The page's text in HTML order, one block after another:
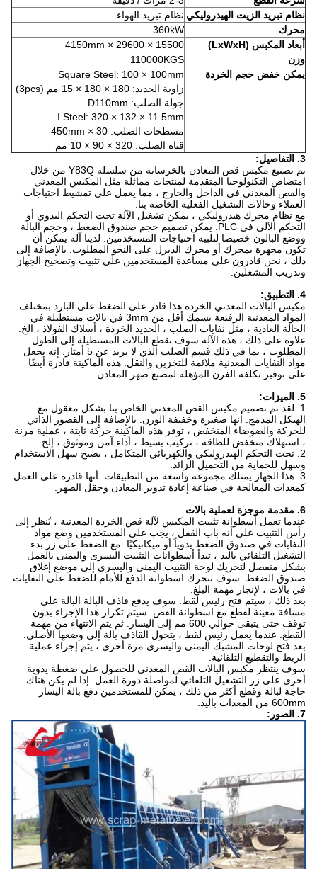
نظام تبريد الزيت الهيدروليكينظام تبريد الهواء
محرك
360kW
أبعاد المكبس (LxWxH)
15500 × 29600 × 4150mm
وزن
110000KGS
يمكن خفض حجم الخردة
Square Steel: 100 × 100mm
زاوية الحديد: 180 × 180 × 15 مم (3pcs)
جولة الصلب: D110mm
I Steel: 320 × 132 × 11.5mm
مسطحات الصلب: 30 × 450mm
قناة الصلب: 320 × 90 × 10 مم
3. التفاصيل:
تم تصنيع مكبس قص المعادن بالخرسانة من سلسلة Y83Q من خلال
امتصاص التكنولوجيا المتقدمة لمنتجات مماثلة مثل المكبس المعدني
والقص المعدني في الداخل والخارج ، مما يعمل على تمشيط احتياجات
العملاء وحالات التشغيل الفعلية الخاصة بنا.
مع نظام محرك هيدروليكي ، يمكن تشغيل الآلة تحت التحكم اليدوي أو
التحكم الآلي في PLC. يمكن تصميم حجم صندوق الضغط ، وحجم البالة
ووضع البالون خصيصا لتلبية احتياجات المستخدمين. لدينا آلة يمكن أن
تكون مجهزة بمحرك أو محرك الديزل على النحو المطلوب. بالإضافة إلى
ذلك ، نحن قادرون على مساعدة المستخدمين على تثبيت وتصحيح الجهاز
وتدريب المشغلين.
4. التطبيق:
مكبس البالات المعدني الخردة هذا قادر على الضغط على البارد بمختلف
المواد المعدنية الرفيعة بسمك أقل من 3mm في بالات مستطيلة في
الحالة العادية ، مثل نفايات الصلب ، الحديد الخردة ، أسلاك الفولاذ ، الخ.
علاوة على ذلك ، هذه الآلة سوف تقطع البالات المستطيلة إلى الطول
المطلوب ، بما في ذلك قسم الصلب الذي لا يزيد عن 5 أمتار. إنه يجعل
مواد النفايات المعدنية ملائمة للتخزين والنقل. هذه الماكينة قادرة أيضًا
على توفير تكلفة الفرن المؤهلة لمصنع صهر المعادن.
5. الميزات:
1. لقد تم تصميم مكبس القص المعدني الخاص بنا بشكل معقول مع
الهيكل المدمج. انها صغيرة وخفيفة الوزن. بالإضافة إلى القصور الذاتي
للحركة والضوضاء المنخفض ، توفر هذه الماكينة حركة ثابتة ، عملية مرنة
، استهلاك منخفض للطاقة ، تركيب بسيط ، أداء آمن وموثوق ، إلخ.
2. تحت التحكم الهيدروليكي والكهربائي المتكامل ، يصبح سهل الاستخدام
وسهل للحماية من التحميل الزائد.
3. هذا الجهاز يمتلك مجموعة واسعة من التطبيقات. أنها قادرة على العمل
كمعدات المعالجة في صناعة إعادة تدوير المعادن وحقل الصهر.
6. مقدمة موجزة لعملية بالات
عندما تعمل أسطوانة تثبيت المكبس لآلة قص الخردة المعدنية ، يُنظر إلى
رأس التثبيت على أنه باب القفل ، يجب على المستخدمين وضع مواد
النفايات في صندوق الضغط يدوياً أو ميكانيكيًا. مع الضغط على زر بدء
التشغيل التلقائي باليد ، تبدأ أسطوانات التثبيت اليسرى واليمنى بالعمل
بشكل منفصل لتحريك لوحة التثبيت اليمنى واليسرى إلى موضع إغلاق
صندوق الضغط. سوف تتحرك اسطوانة الدفع للأمام للضغط على النفايات
في بالات ، لإنجاز مهمة البلغ.
بعد ذلك ، سيتم فتح رئيس لقط. سوف يدفع قاذف البالة البالة على
مسافة معينة لقطع مع اسطوانة القص. سيتم تكرار هذا الإجراء بدون
توقف حتى يتبقى حوالي 600 مم إلى اليسار. ثم يتم الانتهاء من مهمة
القطع. عندما يعمل رئيس لقط ، يتحول القاذف بالة إلى وضعها الأصلي.
بعد فتح لوحات المشبك اليمنى واليسرى مرة أخرى ، يتم إجراء عملية
الربط والتقطيع التلقائية.
سوف ينتظر مكبس البالات القص المعدني للحصول على ضغطة يدوية
أخرى على زر التشغيل التلقائي لمواصلة دورة العمل. إذا لم يكن هناك
حاجة لبالة وقطع أكثر من ذلك ، يمكن للمستخدمين دفع بالة اليسار
600mm من المعدات باليد.
7. الصور: